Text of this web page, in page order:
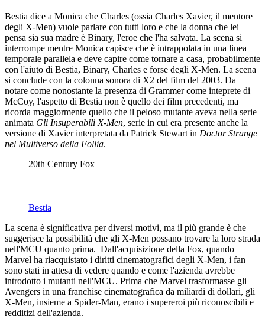
Bestia dice a Monica che Charles (ossia Charles Xavier, il mentore
degli X-Men) vuole parlare con tutti loro e che la donna che lei
pensa sia sua madre è Binary, l'eroe che l'ha salvata. La scena si
interrompe mentre Monica capisce che è intrappolata in una linea
temporale parallela e deve capire come tornare a casa, probabilmente
con l'aiuto di Bestia, Binary, Charles e forse degli X-Men. La scena
si conclude con la colonna sonora di X2 del film del 2003. Da
notare come nonostante la presenza di Grammer come inteprete di
McCoy, l'aspetto di Bestia non è quello dei film precedenti, ma
ricorda maggiormente quello che il peloso mutante aveva nella serie
animata Gli Insuperabili X-Men, serie in cui era presente anche la
versione di Xavier interpretata da Patrick Stewart in Doctor Strange
nel Multiverso della Follia.
20th Century Fox
Bestia
La scena è significativa per diversi motivi, ma il più grande è che
suggerisce la possibilità che gli X-Men possano trovare la loro strada
nell'MCU quanto prima. Dall'acquisizione della Fox, quando
Marvel ha riacquistato i diritti cinematografici degli X-Men, i fan
sono stati in attesa di vedere quando e come l'azienda avrebbe
introdotto i mutanti nell'MCU. Prima che Marvel trasformasse gli
Avengers in una franchise cinematografica da miliardi di dollari, gli
X-Men, insieme a Spider-Man, erano i supereroi più riconoscibili e
redditizi dell'azienda.